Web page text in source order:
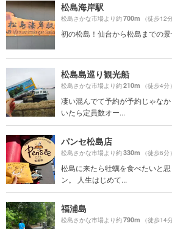
松島海岸駅
松島さかな市場より約700m （徒歩12分
初の松島！仙台から松島までの
松島島巡り観光船
松島さかな市場より約210m （徒歩4分）
凄い混んでて予約が予約じゃな
いたら定員数オー...
パンセ松島店
松島さかな市場より約330m （徒歩6分）
松島に来たら牡蠣を食べたいと
ン。 人生はじめて...
福浦島
松島さかな市場より約790m （徒歩14分